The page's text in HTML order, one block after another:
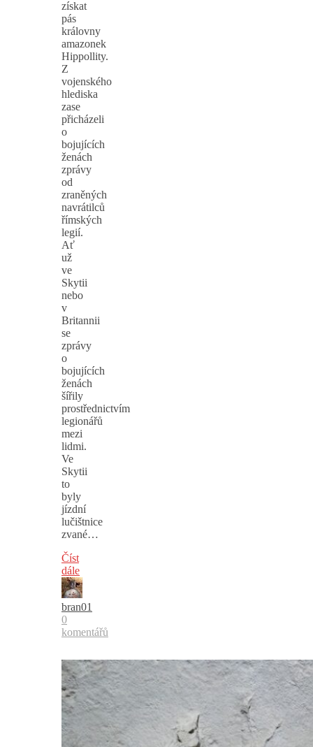
získat
pás
královny
amazonek
Hippollity.
Z
vojenského
hlediska
zase
přicházeli
o
bojujících
ženách
zprávy
od
zraněných
navrátilců
římských
legií.
Ať
už
ve
Skytii
nebo
v
Britannii
se
zprávy
o
bojujících
ženách
šířily
prostřednictvím
legionářů
mezi
lidmi.
Ve
Skytii
to
byly
jízdní
lučištnice
zvané…
Číst
dále
bran01
0
komentářů